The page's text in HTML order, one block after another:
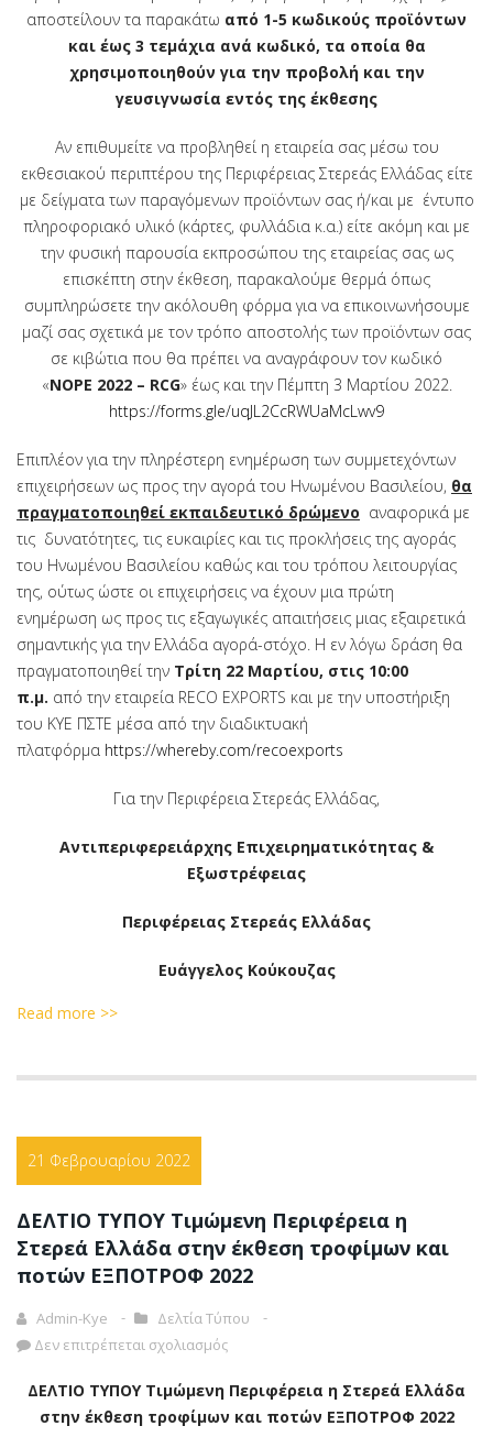
αποστείλουν τα παρακάτω από 1-5 κωδικούς προϊόντων
και έως 3 τεμάχια ανά κωδικό, τα οποία θα
χρησιμοποιηθούν για την προβολή και την
γευσιγνωσία εντός της έκθεσης
Αν επιθυμείτε να προβληθεί η εταιρεία σας μέσω του
εκθεσιακού περιπτέρου της Περιφέρειας Στερεάς Ελλάδας είτε
με δείγματα των παραγόμενων προϊόντων σας ή/και με έντυπο
πληροφοριακό υλικό (κάρτες, φυλλάδια κ.α.) είτε ακόμη και με
την φυσική παρουσία εκπροσώπου της εταιρείας σας ως
επισκέπτη στην έκθεση, παρακαλούμε θερμά όπως
συμπληρώσετε την ακόλουθη φόρμα για να επικοινωνήσουμε
μαζί σας σχετικά με τον τρόπο αποστολής των προϊόντων σας
σε κιβώτια που θα πρέπει να αναγράφουν τον κωδικό
«NOPE 2022 – RCG» έως και την Πέμπτη 3 Μαρτίου 2022.
https://forms.gle/uqJL2CcRWUaMcLwv9
Επιπλέον για την πληρέστερη ενημέρωση των συμμετεχόντων
επιχειρήσεων ως προς την αγορά του Ηνωμένου Βασιλείου, θα
πραγματοποιηθεί εκπαιδευτικό δρώμενο αναφορικά με
τις δυνατότητες, τις ευκαιρίες και τις προκλήσεις της αγοράς
του Ηνωμένου Βασιλείου καθώς και του τρόπου λειτουργίας
της, ούτως ώστε οι επιχειρήσεις να έχουν μια πρώτη
ενημέρωση ως προς τις εξαγωγικές απαιτήσεις μιας εξαιρετικά
σημαντικής για την Ελλάδα αγορά-στόχο. Η εν λόγω δράση θα
πραγματοποιηθεί την Τρίτη 22 Μαρτίου, στις 10:00
π.μ. από την εταιρεία RECO EXPORTS και με την υποστήριξη
του ΚΥΕ ΠΣΤΕ μέσα από την διαδικτυακή
πλατφόρμα https://whereby.com/recoexports
Για την Περιφέρεια Στερεάς Ελλάδας,
Αντιπεριφερειάρχης Επιχειρηματικότητας &
Εξωστρέφειας
Περιφέρειας Στερεάς Ελλάδας
Ευάγγελος Κούκουζας
Read more >>
21 Φεβρουαρίου 2022
ΔΕΛΤΙΟ ΤΥΠΟΥ Τιμώμενη Περιφέρεια η
Στερεά Ελλάδα στην έκθεση τροφίμων και
ποτών ΕΞΠΟΤΡΟΦ 2022
Admin-Kye
Δελτία Τύπου
Δεν επιτρέπεται σχολιασμός
ΔΕΛΤΙΟ ΤΥΠΟΥ Τιμώμενη Περιφέρεια η Στερεά Ελλάδα
στην έκθεση τροφίμων και ποτών ΕΞΠΟΤΡΟΦ 2022